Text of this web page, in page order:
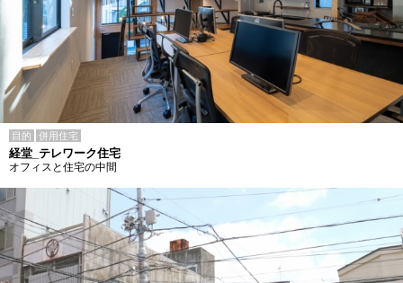
目的 併用住宅
経堂_テレワーク住宅
オフィスと住宅の中間